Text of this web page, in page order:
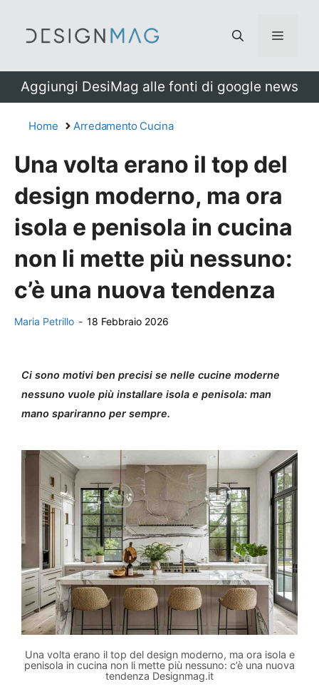
Menu
Aggiungi DesiMag alle fonti di google news
Home Arredamento Cucina
Una volta erano il top del
design moderno, ma ora
isola e penisola in cucina
non li mette più nessuno:
c’è una nuova tendenza
Maria Petrillo - 18 Febbraio 2026
Ci sono motivi ben precisi se nelle cucine moderne
nessuno vuole più installare isola e penisola: man
mano spariranno per sempre.
Una volta erano il top del design moderno, ma ora isola e
penisola in cucina non li mette più nessuno: c’è una nuova
tendenza Designmag.it